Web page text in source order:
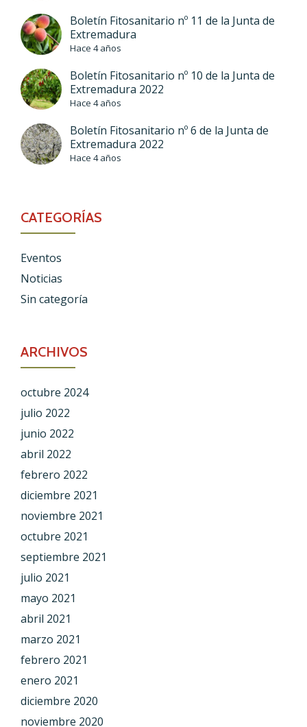
Boletín Fitosanitario nº 11 de la Junta de
Extremadura
Hace 4 años
Boletín Fitosanitario nº 10 de la Junta de
Extremadura 2022
Hace 4 años
Boletín Fitosanitario nº 6 de la Junta de
Extremadura 2022
Hace 4 años
CATEGORÍAS
Eventos
Noticias
Sin categoría
ARCHIVOS
octubre 2024
julio 2022
junio 2022
abril 2022
febrero 2022
diciembre 2021
noviembre 2021
octubre 2021
septiembre 2021
julio 2021
mayo 2021
abril 2021
marzo 2021
febrero 2021
enero 2021
diciembre 2020
noviembre 2020